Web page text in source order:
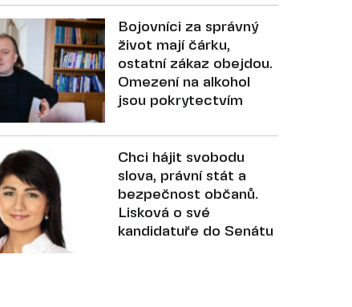
Bojovníci za správný
život mají čárku,
ostatní zákaz obejdou.
Omezení na alkohol
jsou pokrytectvím
Chci hájit svobodu
slova, právní stát a
bezpečnost občanů.
Lisková o své
kandidatuře do Senátu